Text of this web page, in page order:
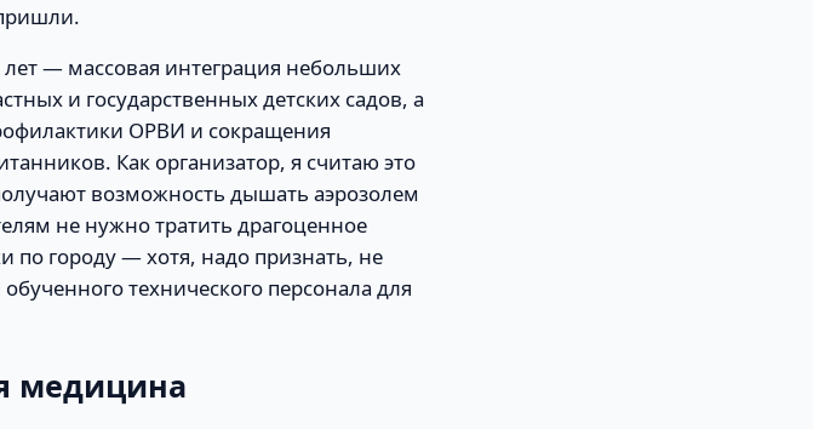
— массовая интеграция небольших
и государственных детских садов, а
ОРВИ и сокращения
Как организатор, я считаю это
возможность дышать аэрозолем
не нужно тратить драгоценное
по городу — хотя, надо признать, не
технического персонала для
медицина